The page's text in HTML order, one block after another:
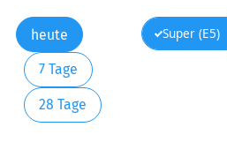
heute
7 Tage
28 Tage
Super (E5)